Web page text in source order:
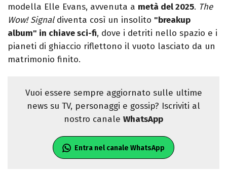
modella Elle Evans, avvenuta a metà del 2025. The
Wow! Signaldiventa così un insolito "breakup
album" in chiave sci-fi, dove i detriti nello spazio e i
pianeti di ghiaccio riflettono il vuoto lasciato da un
matrimonio finito.
Vuoi essere sempre aggiornato sulle ultime
news su TV, personaggi e gossip? Iscriviti al
nostro canale WhatsApp
Entra nel canale WhatsApp